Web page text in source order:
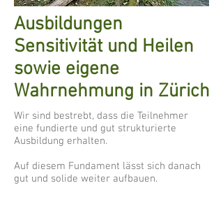
Ausbildungen
Sensitivität und Heilen
sowie eigene
Wahrnehmung in Zürich
Wir sind bestrebt, dass die Teilnehmer
eine fundierte und gut strukturierte
Ausbildung erhalten.
Auf diesem Fundament lässt sich danach
gut und solide weiter aufbauen.